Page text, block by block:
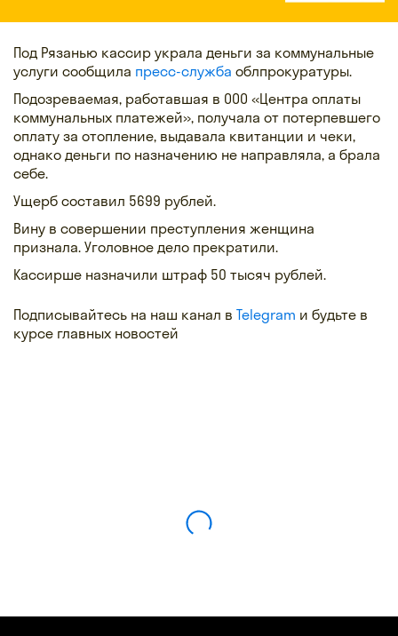
Под Рязанью кассир украла деньги за коммунальные
услуги сообщила пресс-служба облпрокуратуры.
Подозреваемая, работавшая в ООО «Центра оплаты
коммунальных платежей», получала от потерпевшего
оплату за отопление, выдавала квитанции и чеки,
однако деньги по назначению не направляла, а брала
себе.
Ущерб составил 5699 рублей.
Вину в совершении преступления женщина
признала. Уголовное дело прекратили.
Кассирше назначили штраф 50 тысяч рублей.
Подписывайтесь на наш канал в Telegram и будьте в
курсе главных новостей